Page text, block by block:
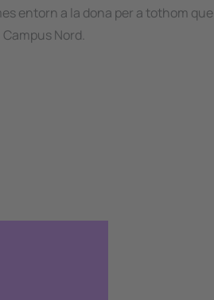
entorn a la dona per a tothom que
Nord.